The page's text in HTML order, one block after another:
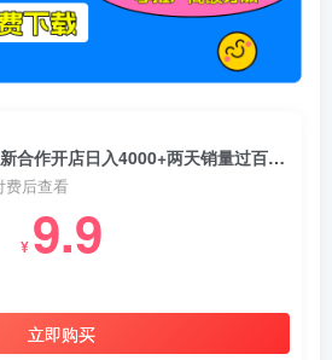
（11474期）拼多多最新合作开店日入4000+两天销量过百单，无学费、老运营代操作、…
费后查看
¥ 9.9
立即购买